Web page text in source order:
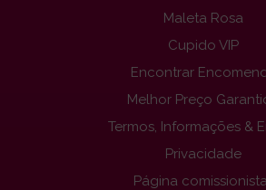
Maleta Rosa
Cupido VIP
Encontrar
Melhor Preço
Termos, Informações &
Privacidade
Página